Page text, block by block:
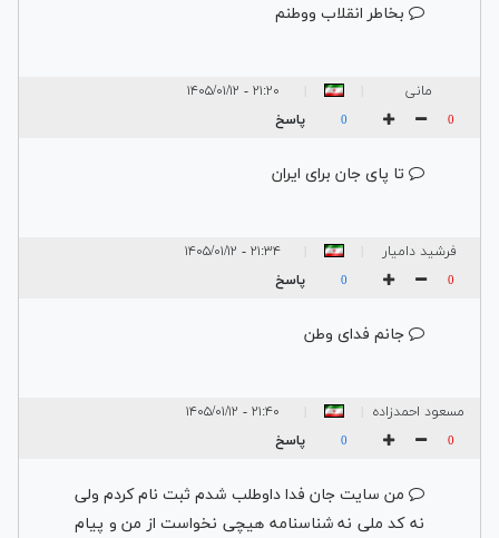
بخاطر انقلاب ووطنم
مانی ۲۱:۲۰ - ۱۴۰۵/۰۱/۱۲
0
0 پاسخ
تا پای جان برای ایران
فرشید دامیار ۲۱:۳۴ - ۱۴۰۵/۰۱/۱۲
0
0 پاسخ
جانم فدای وطن
مسعود احمدزاده ۲۱:۴۰ - ۱۴۰۵/۰۱/۱۲
0
0 پاسخ
من سایت جان فدا داوطلب شدم ثبت نام کردم ولی
نه کد ملی نه شناسنامه هیچی نخواست از من و پیام